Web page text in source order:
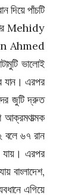
দিয়ে পাঁচটি
Mehidy
Ahmed
ভালোই
যান। এরপর
জুটি দ্রুত
আক্রমণাত্মক
বলে ৬৭ রান
যায়। এরপর
বাংলাদেশ,
এগিয়ে